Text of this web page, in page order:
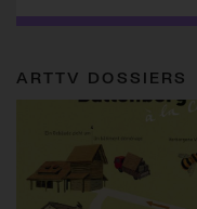
ARTTV DOSSIERS